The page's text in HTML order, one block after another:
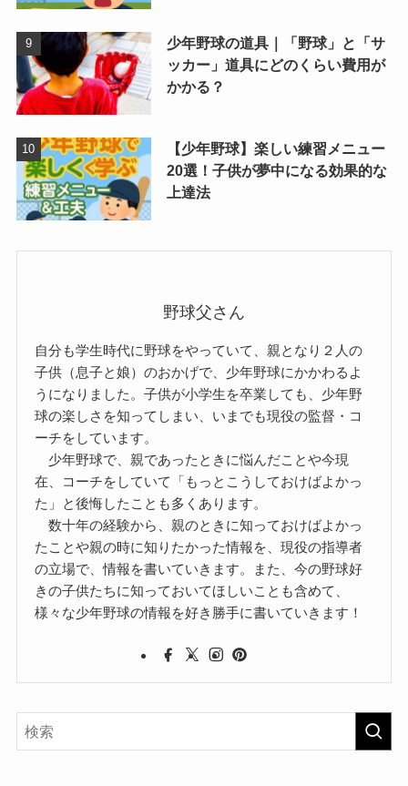
少年野球の道具｜「野球」と「サ
ッカー」道具にどのくらい費用が
かかる？
【少年野球】楽しい練習メニュー
20選！子供が夢中になる効果的な
上達法
野球父さん
自分も学生時代に野球をやっていて、親となり２人の
子供（息子と娘）のおかげで、少年野球にかかわるよ
うになりました。子供が小学生を卒業しても、少年野
球の楽しさを知ってしまい、いまでも現役の監督・コ
ーチをしています。
少年野球で、親であったときに悩んだことや今現
在、コーチをしていて「もっとこうしておけばよかっ
た」と後悔したことも多くあります。
数十年の経験から、親のときに知っておけばよかっ
たことや親の時に知りたかった情報を、現役の指導者
の立場で、情報を書いていきます。また、今の野球好
きの子供たちに知っておいてほしいことも含めて、
様々な少年野球の情報を好き勝手に書いていきます！